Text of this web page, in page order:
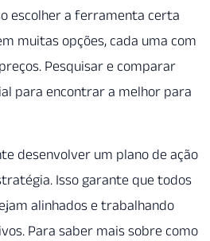
escolher a ferramenta certa
muitas opções, cada uma com
Pesquisar e comparar
para encontrar a melhor para
desenvolver um plano de ação
Isso garante que todos
alinhados e trabalhando
Para saber mais sobre como